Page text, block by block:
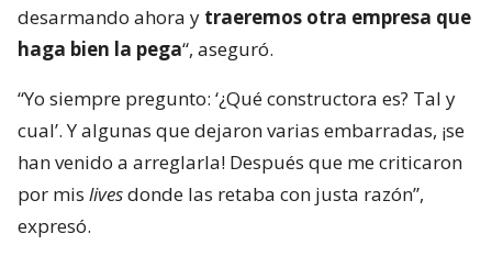
desarmando ahora y traeremos otra empresa que
haga bien la pega“, aseguró.
“Yo siempre pregunto: ‘¿Qué constructora es? Tal y
cual’. Y algunas que dejaron varias embarradas, ¡se
han venido a arreglarla! Después que me criticaron
por mis livesdonde las retaba con justa razón”,
expresó.